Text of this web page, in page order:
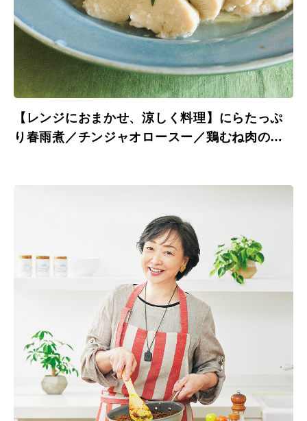
【レンジにおまかせ、涼しく料理】にらたっぷ
り春雨煮／チンジャオロースー／鶏むね肉の塩